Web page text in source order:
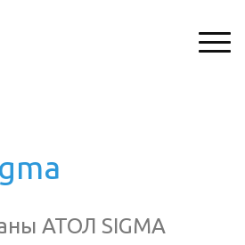
АТОЛ SIGMA